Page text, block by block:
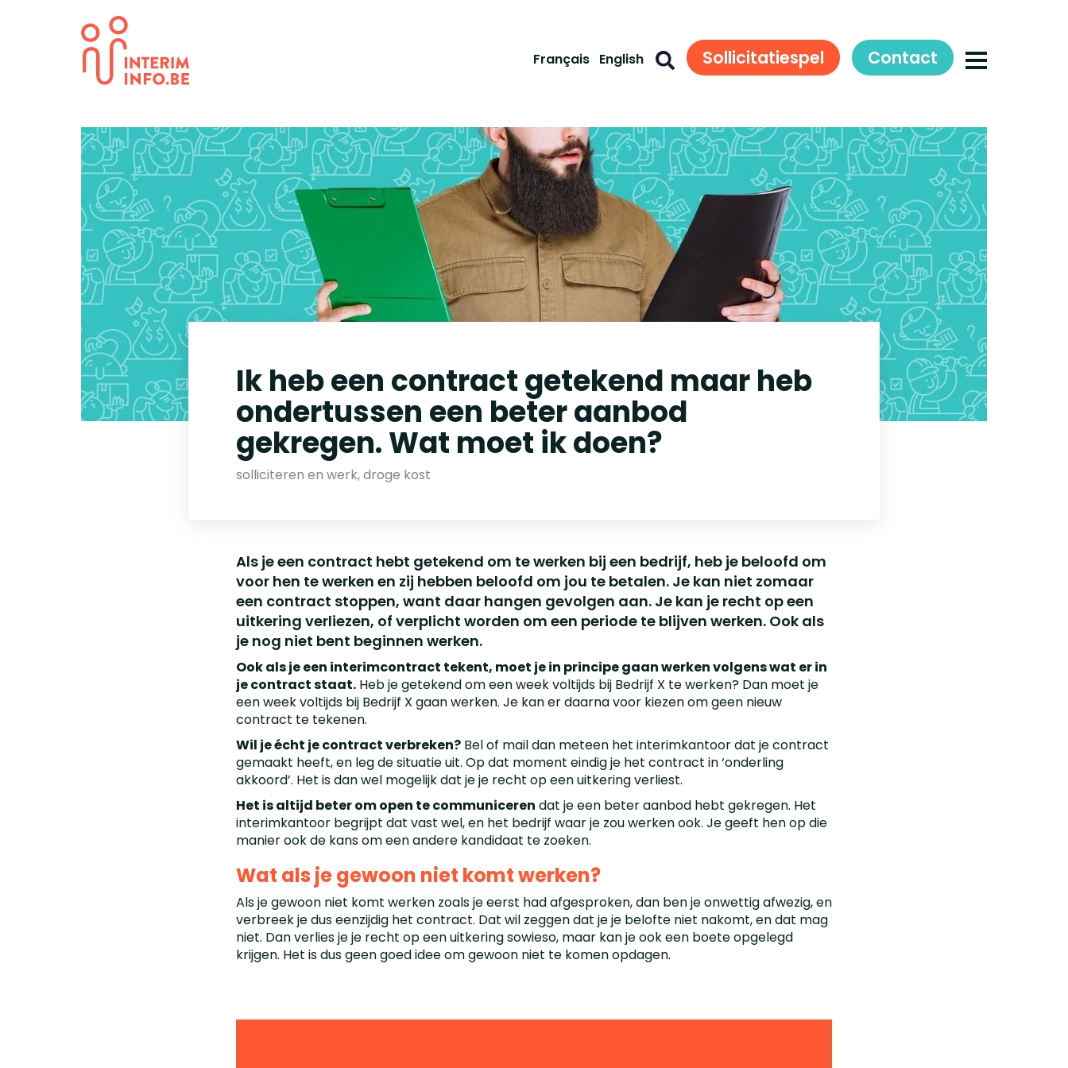
Français English Sollicitatiespel Contact
Ik heb een contract getekend maar heb
ondertussen een beter aanbod
gekregen. Wat moet ik doen?
solliciteren en werk, droge kost
Als je een contract hebt getekend om te werken bij een bedrijf, heb je beloofd om
voor hen te werken en zij hebben beloofd om jou te betalen. Je kan niet zomaar
een contract stoppen, want daar hangen gevolgen aan. Je kan je recht op een
uitkering verliezen, of verplicht worden om een periode te blijven werken. Ook als
je nog niet bent beginnen werken.
Ook als je een interimcontract tekent, moet je in principe gaan werken volgens wat er in
je contract staat. Heb je getekend om een week voltijds bij Bedrijf X te werken? Dan moet je
een week voltijds bij Bedrijf X gaan werken. Je kan er daarna voor kiezen om geen nieuw
contract te tekenen.
Wil je écht je contract verbreken? Bel of mail dan meteen het interimkantoor dat je contract
gemaakt heeft, en leg de situatie uit. Op dat moment eindig je het contract in ‘onderling
akkoord’. Het is dan wel mogelijk dat je je recht op een uitkering verliest.
Het is altijd beter om open te communiceren dat je een beter aanbod hebt gekregen. Het
interimkantoor begrijpt dat vast wel, en het bedrijf waar je zou werken ook. Je geeft hen op die
manier ook de kans om een andere kandidaat te zoeken.
Wat als je gewoon niet komt werken?
Als je gewoon niet komt werken zoals je eerst had afgesproken, dan ben je onwettig afwezig, en
verbreek je dus eenzijdig het contract. Dat wil zeggen dat je je belofte niet nakomt, en dat mag
niet. Dan verlies je je recht op een uitkering sowieso, maar kan je ook een boete opgelegd
krijgen. Het is dus geen goed idee om gewoon niet te komen opdagen.